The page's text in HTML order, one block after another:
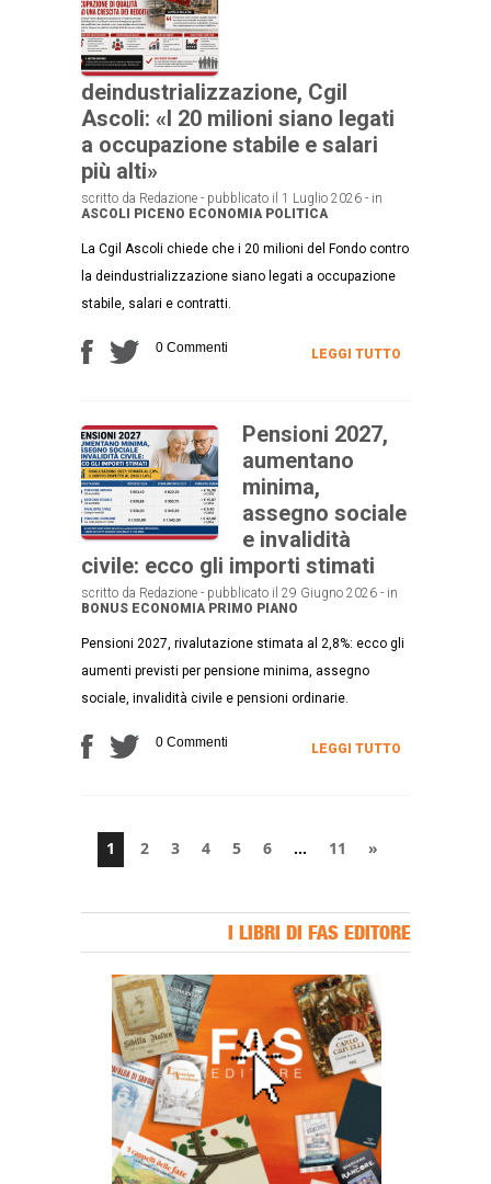
deindustrializzazione, Cgil
Ascoli: «I 20 milioni siano legati
a occupazione stabile e salari
più alti»
scritto da Redazione - pubblicato il 1 Luglio 2026 - in
ASCOLI PICENO ECONOMIA POLITICA
La Cgil Ascoli chiede che i 20 milioni del Fondo contro
la deindustrializzazione siano legati a occupazione
stabile, salari e contratti.
0 Commenti LEGGI TUTTO
Pensioni 2027,
aumentano
minima,
assegno sociale
e invalidità
civile: ecco gli importi stimati
scritto da Redazione - pubblicato il 29 Giugno 2026 - in
BONUS ECONOMIA PRIMO PIANO
Pensioni 2027, rivalutazione stimata al 2,8%: ecco gli
aumenti previsti per pensione minima, assegno
sociale, invalidità civile e pensioni ordinarie.
0 Commenti LEGGI TUTTO
1 2 3 4 5 6 … 11 »
I LIBRI DI FAS EDITORE